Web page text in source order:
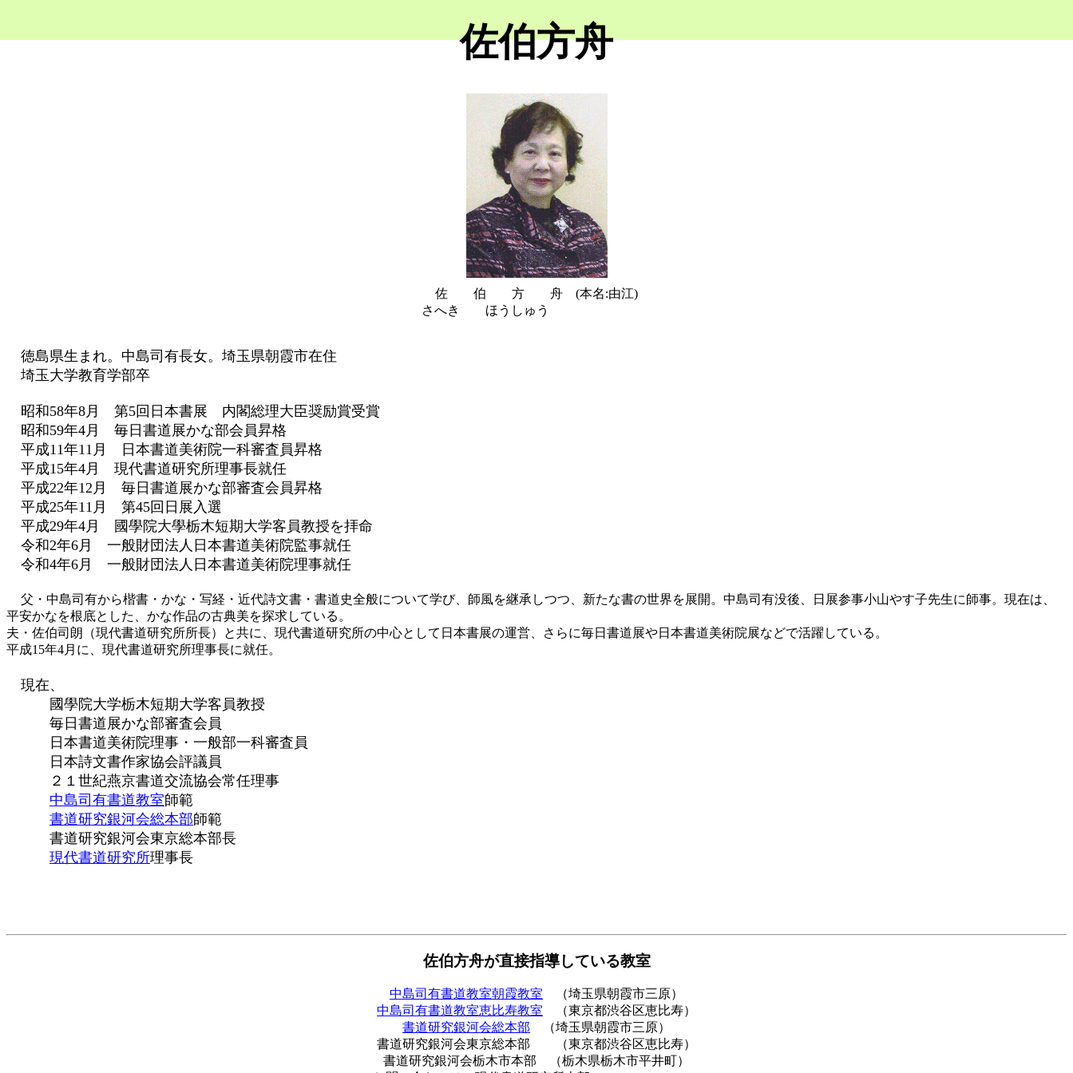
佐伯方舟
佐 伯 方 舟 (本名:由江)
さへき ほうしゅう
徳島県生まれ。中島司有長女。埼玉県朝霞市在住
埼玉大学教育学部卒
昭和58年8月 第5回日本書展 内閣総理大臣奨励賞受賞
昭和59年4月 毎日書道展かな部会員昇格
平成11年11月 日本書道美術院一科審査員昇格
平成15年4月 現代書道研究所理事長就任
平成22年12月 毎日書道展かな部審査会員昇格
平成25年11月 第45回日展入選
平成29年4月 國學院大學栃木短期大学客員教授を拝命
令和2年6月 一般財団法人日本書道美術院監事就任
令和4年6月 一般財団法人日本書道美術院理事就任
父・中島司有から楷書・かな・写経・近代詩文書・書道史全般について学び、師風を継承しつつ、新たな書の世界を展開。中島司有没後、日展参事小山やす子先生に師事。現在は、
平安かなを根底とした、かな作品の古典美を探求している。
夫・佐伯司朗（現代書道研究所所長）と共に、現代書道研究所の中心として日本書展の運営、さらに毎日書道展や日本書道美術院展などで活躍している。
平成15年4月に、現代書道研究所理事長に就任。
現在、
國學院大学栃木短期大学客員教授
毎日書道展かな部審査会員
日本書道美術院理事・一般部一科審査員
日本詩文書作家協会評議員
２１世紀燕京書道交流協会常任理事
中島司有書道教室師範
書道研究銀河会総本部師範
書道研究銀河会東京総本部長
現代書道研究所理事長
佐伯方舟が直接指導している教室
中島司有書道教室朝霞教室 （埼玉県朝霞市三原）
中島司有書道教室恵比寿教室 （東京都渋谷区恵比寿）
書道研究銀河会総本部 （埼玉県朝霞市三原）
書道研究銀河会東京総本部 （東京都渋谷区恵比寿）
書道研究銀河会栃木市本部 （栃木県栃木市平井町）